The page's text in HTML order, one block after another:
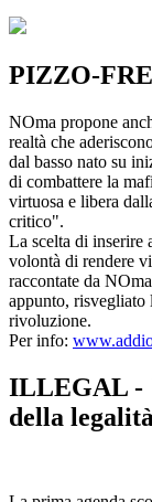
PIZZO-
NOma propone
realtà che
dal basso nato su
di combattere la
virtuosa e libera
critico".
La scelta di inserire
volontà di rendere
raccontate da
appunto, risvegliato
rivoluzione.
Per info:
ILLEGAL -
della